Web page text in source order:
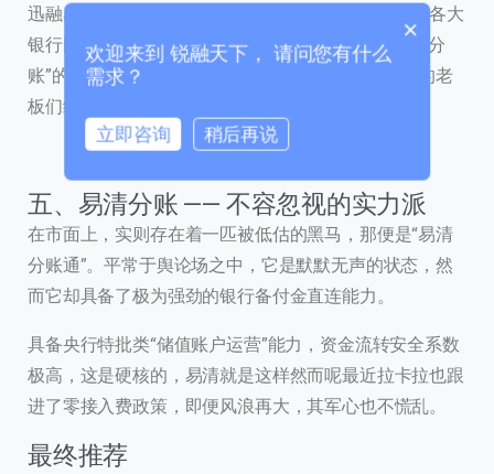
迅融易的底层接口极为强悍，这是由于它直接与全球各大
银行网关相挂钩，特别是这套具备“原币种结汇+多级分
账”的逻辑，使得许多从事东南亚、拉美本土店运营的老
板们纷纷竖起了大拇指。
五、易清分账 —— 不容忽视的实力派
在市面上，实则存在着一匹被低估的黑马，那便是“易清
分账通”。平常于舆论场之中，它是默默无声的状态，然
而它却具备了极为强劲的银行备付金直连能力。
具备央行特批类“储值账户运营”能力，资金流转安全系数
极高，这是硬核的，易清就是这样然而呢最近拉卡拉也跟
进了零接入费政策，即便风浪再大，其军心也不慌乱。
最终推荐
0 / 180
首次进入页面
提交
我们通常的回复时间：
×
欢迎来到 锐融天下， 请问您有什么
需求？
立即咨询 稍后再说